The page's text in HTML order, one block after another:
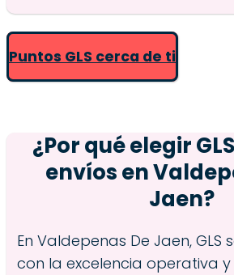
Puntos GLS cerca de ti
¿Por qué elegir
envíos en
Jaen?
En Valdepenas De Jaen,
con la excelencia operativa